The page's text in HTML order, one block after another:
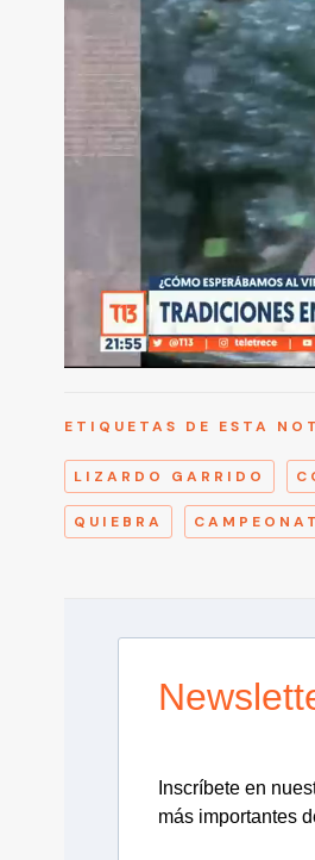
ETIQUETAS DE ESTA
LIZARDO GARRIDO
QUIEBRA
Inscríbete en
más importantes